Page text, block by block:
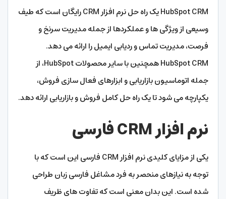
HubSpot CRM یک راه حل نرم افزار CRM رایگان است که طیف
وسیعی از ویژگی ها و عملکردها از جمله مدیریت سرنخ و
فرصت، مدیریت تماس و ردیابی ایمیل را ارائه می دهد.
HubSpot CRM همچنین با سایر محصولات HubSpot، از
جمله اتوماسیون بازاریابی و ابزارهای فعال سازی فروش،
یکپارچه می شود تا یک راه حل کامل فروش و بازاریابی ارائه دهد.
نرم افزار CRM فارسی
یکی از مزایای کلیدی نرم افزار CRM فارسی این است که با
توجه به نیازهای منحصر به فرد مشاغل فارسی زبان طراحی
شده است. این بدان معنی است که تفاوت های ظریف